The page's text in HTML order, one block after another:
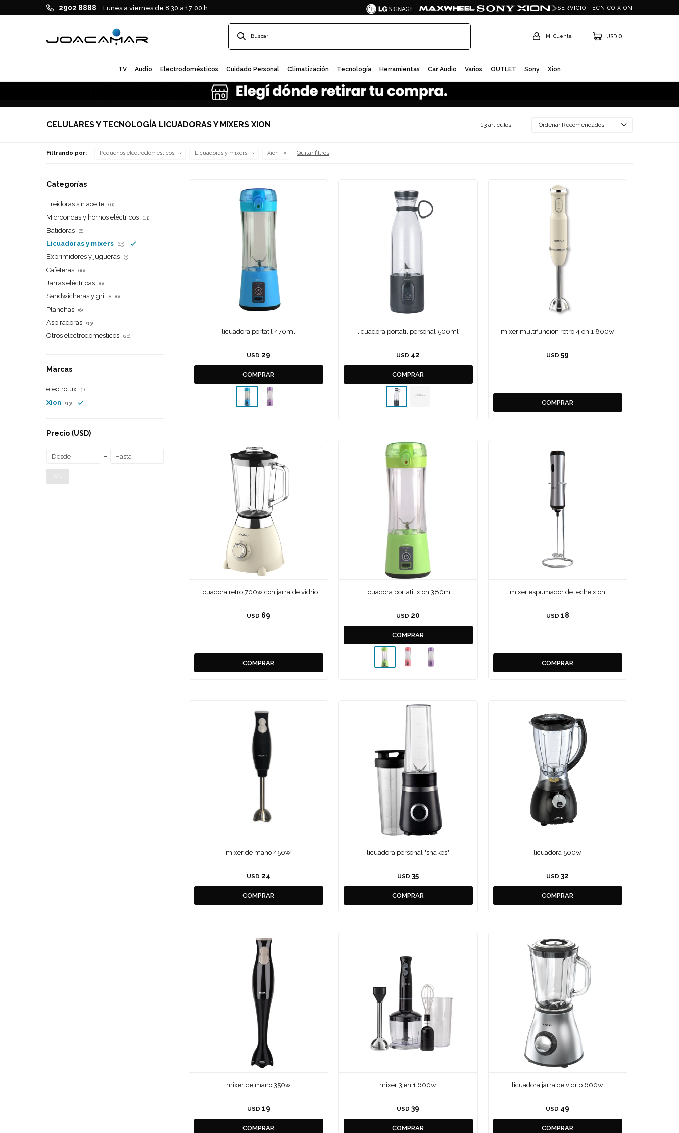
TV Audio Electrodomésticos Cuidado Personal Climatización Tecnología Herramientas Car Audio Varios OUTLET Sony Xion
USD 0
2902 8888 Lunes a viernes de 8:30 a 17:00 h SERVICIO TECNICO XION
CELULARES Y TECNOLOGÍA LICUADORAS Y MIXERS XION 13 artículos Recomendados
Filtrando por: Pequeños electrodomésticos Licuadoras y mixers Xion Quitar filtros
licuadora portatil 470ml
USD 29
licuadora portatil personal 500ml
USD 42
mixer multifunción retro 4 en 1 800w
USD 59
licuadora retro 700w con jarra de vidrio
USD 69
licuadora portatil xion 380ml
USD 20
mixer espumador de leche xion
USD 18
mixer de mano 450w
USD 24
licuadora personal "shakes"
USD 35
licuadora 500w
USD 32
mixer de mano 350w
USD 19
mixer 3 en 1 600w
USD 39
licuadora jarra de vidrio 600w
USD 49
Categorías
Freidoras sin aceite (11)
Microondas y hornos eléctricos (11)
Batidoras (6)
Licuadoras y mixers (13)
Exprimidores y jugueras (3)
Cafeteras (16)
Jarras eléctricas (6)
Sandwicheras y grills (6)
Planchas (6)
Aspiradoras (13)
Otros electrodomésticos (20)
Marcas
electrolux (1)
Xion (13)
Precio (USD)